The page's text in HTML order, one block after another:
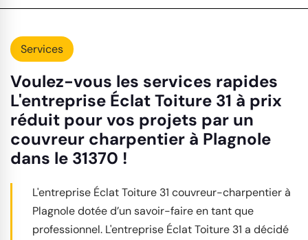
Services
Voulez-vous les services rapides
L'entreprise Éclat Toiture 31 à prix
réduit pour vos projets par un
couvreur charpentier à Plagnole
dans le 31370 !
L'entreprise Éclat Toiture 31 couvreur-charpentier à
Plagnole dotée d’un savoir-faire en tant que
professionnel. L'entreprise Éclat Toiture 31 a décidé